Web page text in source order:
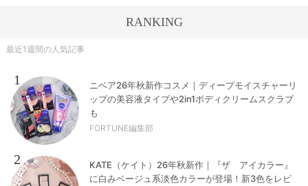
RANKING
最近1週間の人気記事
1
ニベア26年秋新作コスメ｜ディープモイスチャーリ
ップの美容液タイプや2in1ボディクリームスクラブ
も
FORTUNE編集部
2
KATE（ケイト）26年秋新作｜『ザ アイカラー』
に白みベージュ系淡色カラーが登場！新3色をレビ